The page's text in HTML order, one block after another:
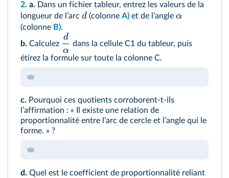
2. a. Dans un fichier tableur, entrez les valeurs de la
longueur de lʼarc d (colonne A) et de lʼangle α
(colonne B).
b. Calculez
α
d
dans la cellule C1 du tableur, puis
étirez la formule sur toute la colonne C.
c. Pourquoi ces quotients corroborent-t-ils
lʼaffirmation : « Il existe une relation de
proportionnalité entre lʼarc de cercle et lʼangle qui le
forme. » ?
d. Quel est le coefficient de proportionnalité reliant